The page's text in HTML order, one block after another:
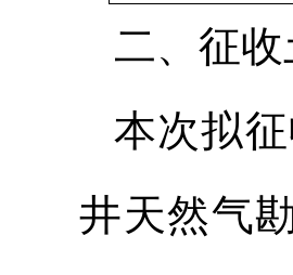
二、征
本次拟
井天然气